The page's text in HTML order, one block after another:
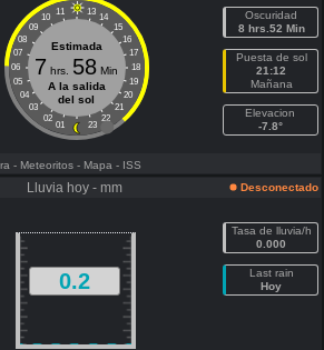
11 13
10
14
09
15
08
16
07
17
06
18
05
19
04
20
03
21
02
22
01 23
Estimada
7 hrs. 58 Min
A la salida
del sol
Oscuridad
8 hrs.52 Min
Puesta de sol
21:12
Mañana
Elevacion
-7.8°
- Meteoritos - Mapa - ISS
Lluvia hoy - mm Desconectado
0.2
Tasa de lluvia/h
0.000
Last rain
Hoy